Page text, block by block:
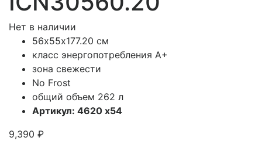
Нет в наличии
56х55х177.20 см
класс энергопотребления A+
зона свежести
No Frost
общий объем 262 л
Артикул: 4620 х54
9,390 ₽